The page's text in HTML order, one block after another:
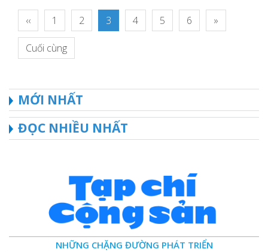
‹‹ 1 2 3 4 5 6 »
Cuối cùng
MỚI NHẤT
ĐỌC NHIỀU NHẤT
NHỮNG CHẶNG ĐƯỜNG PHÁT TRIỂN